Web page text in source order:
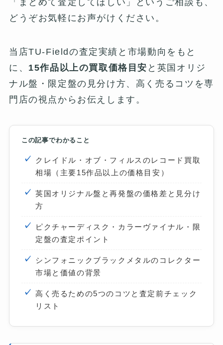
どうぞお気軽にお声がけください。
当店TU-Fieldの査定実績と市場動向をもと
に、 15作品以上の買取価格目安 と英国オリジ
ナル盤・限定盤の見分け方、高く売るコツを専
門店の視点からお伝えします。
この記事でわかること
クレイドル・オブ・フィルスのレコード買取
相場（主要15作品以上の価格目安）
英国オリジナル盤と再発盤の価格差と見分け
方
ピクチャーディスク・カラーヴァイナル・限
定盤の査定ポイント
シンフォニックブラックメタルのコレクター
市場と価値の背景
高く売るための5つのコツと査定前チェック
リスト